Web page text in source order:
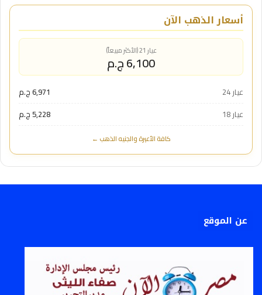
أسعار الذهب الآن
عيار 21 (الأكثر مبيعاً)
6,100 ج.م
عيار 24
6,971 ج.م
عيار 18
5,228 ج.م
كافة الأعيرة والجنيه الذهب ←
عن الموقع